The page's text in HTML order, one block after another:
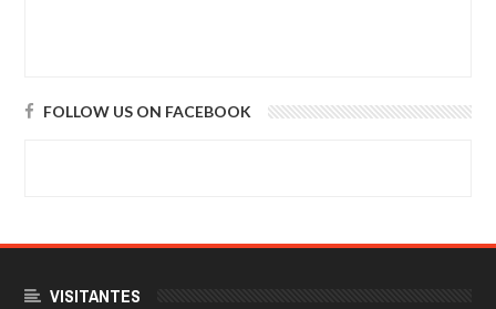
FOLLOW US ON FACEBOOK
VISITANTES